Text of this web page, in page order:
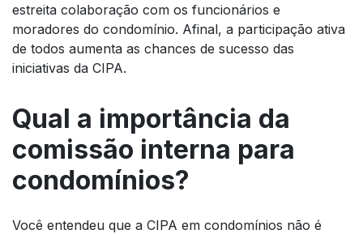
estreita colaboração com os funcionários e
moradores do condomínio. Afinal, a participação ativa
de todos aumenta as chances de sucesso das
iniciativas da CIPA.
Qual a importância da
comissão interna para
condomínios?
Você entendeu que a CIPA em condomínios não é